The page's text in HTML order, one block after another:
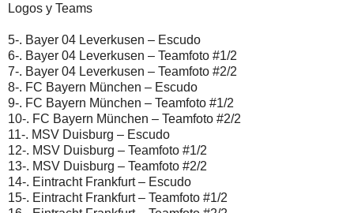
Logos y Teams
5-. Bayer 04 Leverkusen – Escudo
6-. Bayer 04 Leverkusen – Teamfoto #1/2
7-. Bayer 04 Leverkusen – Teamfoto #2/2
8-. FC Bayern München – Escudo
9-. FC Bayern München – Teamfoto #1/2
10-. FC Bayern München – Teamfoto #2/2
11-. MSV Duisburg – Escudo
12-. MSV Duisburg – Teamfoto #1/2
13-. MSV Duisburg – Teamfoto #2/2
14-. Eintracht Frankfurt – Escudo
15-. Eintracht Frankfurt – Teamfoto #1/2